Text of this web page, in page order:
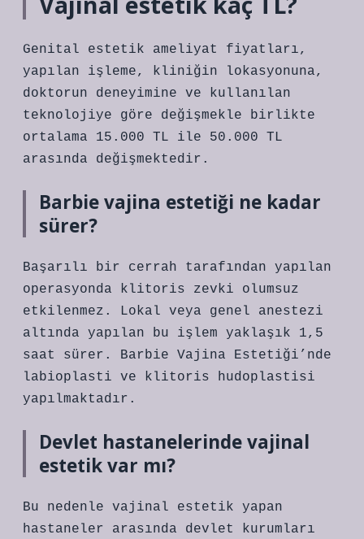
Genital estetik ameliyat fiyatları,
yapılan işleme, kliniğin lokasyonuna,
doktorun deneyimine ve kullanılan
teknolojiye göre değişmekle birlikte
ortalama 15.000 TL ile 50.000 TL
arasında değişmektedir.
Barbie vajina estetiği ne kadar
sürer?
Başarılı bir cerrah tarafından yapılan
operasyonda klitoris zevki olumsuz
etkilenmez. Lokal veya genel anestezi
altında yapılan bu işlem yaklaşık 1,5
saat sürer. Barbie Vajina Estetiği’nde
labioplasti ve klitoris hudoplastisi
yapılmaktadır.
Devlet hastanelerinde vajinal
estetik var mı?
Bu nedenle vajinal estetik yapan
hastaneler arasında devlet kurumları